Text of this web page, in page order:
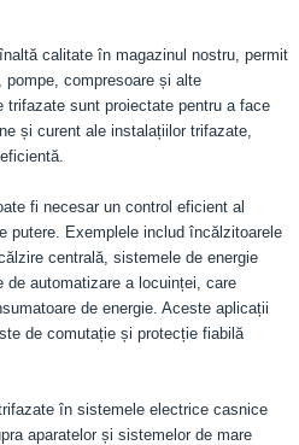
calitate în magazinul nostru, permit
pompe, compresoare și alte
trifazate sunt proiectate pentru a face
și curent ale instalațiilor trifazate,
fi necesar un control eficient al
putere. Exemplele includ încălzitoarele
centrală, sistemele de energie
de automatizare a locuinței, care
de energie. Aceste aplicații
de comutație și protecție fiabilă
în sistemele electrice casnice
aparatelor și sistemelor de mare